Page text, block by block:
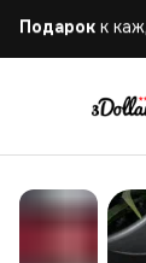
Бесплатная